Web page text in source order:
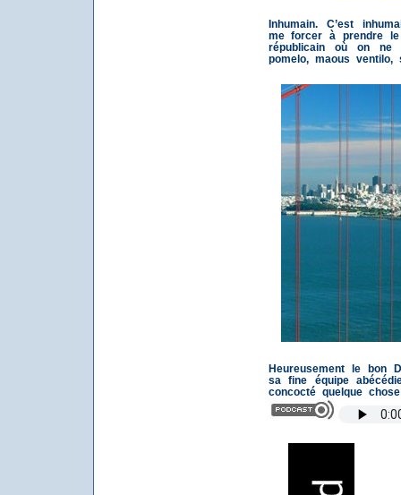
Inhumain. C’est
me forcer à prendre
républicain où on ne
pomelo, maous ventilo,
Heureusement le bon
sa fine équipe
concocté quelque